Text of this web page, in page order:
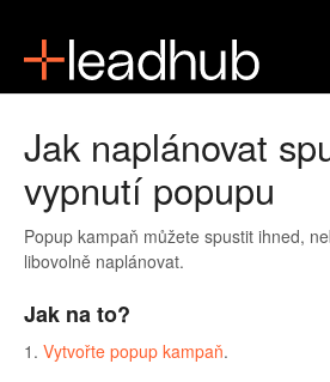
Jak naplánovat
vypnutí popupu
Popup kampaň můžete spustit ihned,
libovolně naplánovat.
Jak na to?
1. Vytvořte popup kampaň.